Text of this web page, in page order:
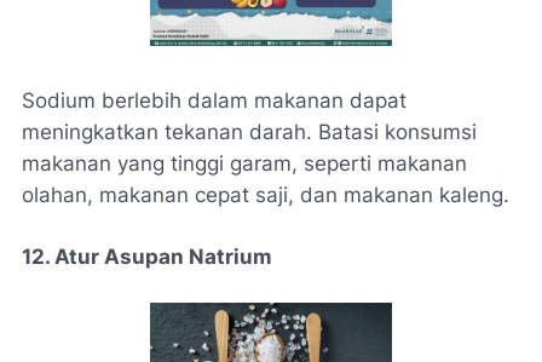
Sodium berlebih dalam makanan dapat
meningkatkan tekanan darah. Batasi konsumsi
makanan yang tinggi garam, seperti makanan
olahan, makanan cepat saji, dan makanan kaleng.
12. Atur Asupan Natrium